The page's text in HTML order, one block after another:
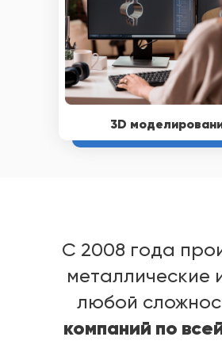
3D
C 2008 года
металлические
любой
компаний по